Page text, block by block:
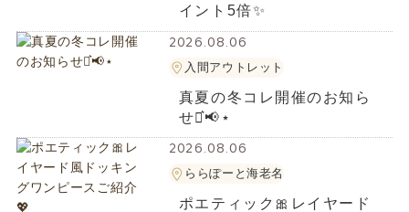
イント5倍✨️
2026.08.06
入間アウトレット
真夏の冬コレ開催のお知ら
せ⋆͛📢⋆
2026.08.06
ららぽーと海老名
ポエティック🎀レイヤード